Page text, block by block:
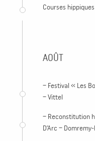
Courses hippiques
AOÛT
– Festival « Les
– Vittel
– Reconstitution
D’Arc –